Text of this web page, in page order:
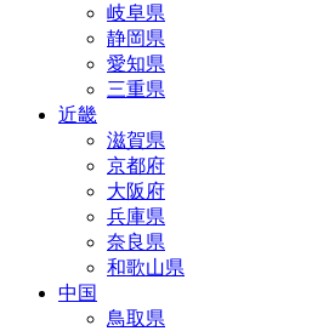
岐阜県
静岡県
愛知県
三重県
近畿
滋賀県
京都府
大阪府
兵庫県
奈良県
和歌山県
中国
鳥取県